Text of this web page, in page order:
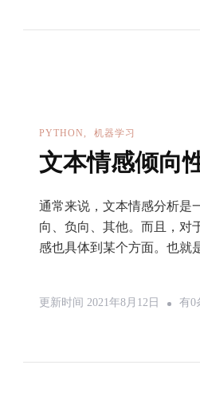
动
登
录
PYTHON 机器学习
文本情感倾向
通常来说，文本情感分析是
向、负向、其他。而且，对
感也具体到某个方面。也就
更新时间 2021年8月12日
文
有0